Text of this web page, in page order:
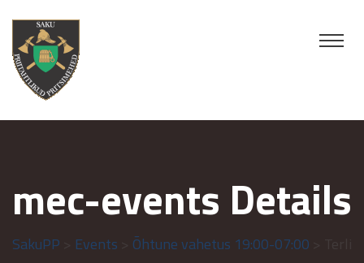
mec-events Details
SakuPP Events Õhtune vahetus 19:00-07:00